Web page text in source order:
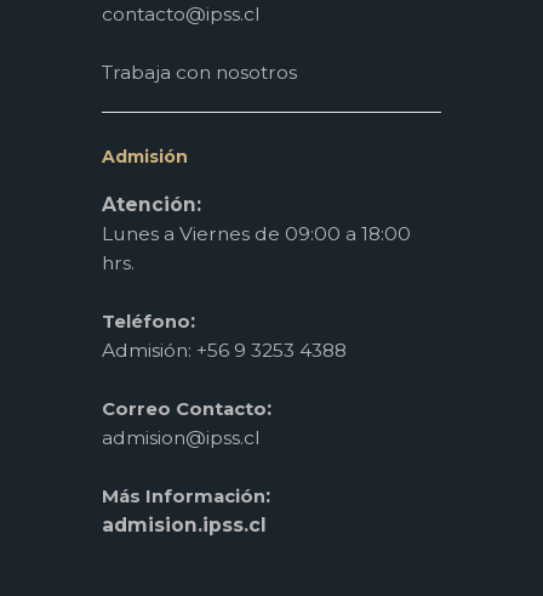
contacto@ipss.cl
Trabaja con nosotros
Admisión
Atención:
Lunes a Viernes de 09:00 a 18:00
hrs.
Teléfono:
Admisión: +56 9 3253 4388
Correo Contacto:
admision@ipss.cl
Más Información:
admision.ipss.cl